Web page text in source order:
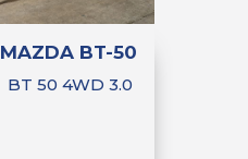
MAZDA BT-50
BT 50 4WD 3.0